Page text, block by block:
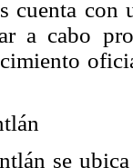
cuenta
a cabo
se